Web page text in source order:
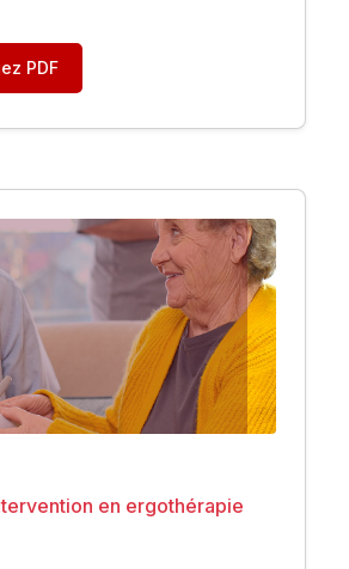
PDF
en ergothérapie